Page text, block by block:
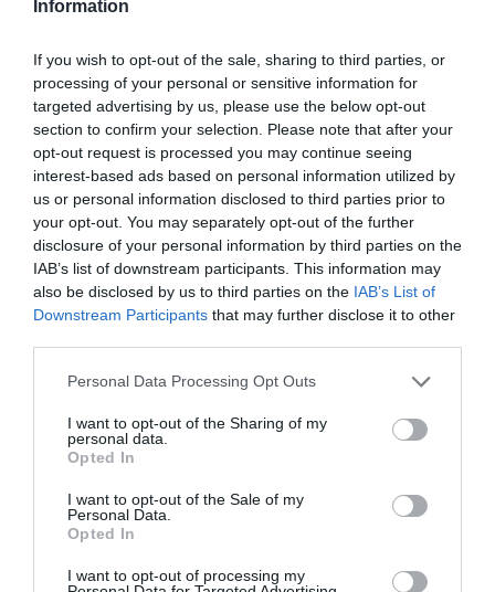
Information
If you wish to opt-out of the sale, sharing to third parties, or
processing of your personal or sensitive information for
targeted advertising by us, please use the below opt-out
section to confirm your selection. Please note that after your
opt-out request is processed you may continue seeing
interest-based ads based on personal information utilized by
us or personal information disclosed to third parties prior to
your opt-out. You may separately opt-out of the further
disclosure of your personal information by third parties on the
IAB’s list of downstream participants. This information may
also be disclosed by us to third parties on the IAB’s List of
Downstream Participants that may further disclose it to other
Personal Data Processing Opt Outs
I want to opt-out of the Sharing of my
personal data.
Opted In
I want to opt-out of the Sale of my
Personal Data.
Opted In
I want to opt-out of processing my